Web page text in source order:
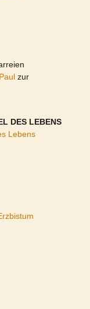
zur
DES LEBENS